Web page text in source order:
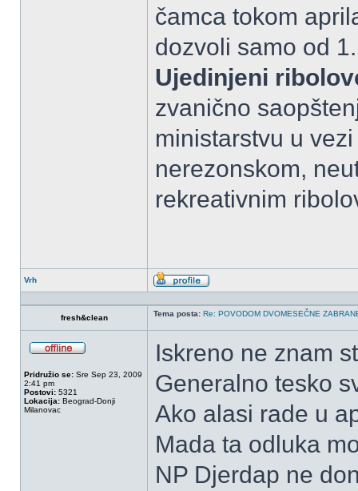
čamca tokom
dozvoli samo od
Ujedinjeni
zvanično
ministarstvu u
nerezonskom,
rekreativnim
Vrh
Profil
fresh&clean Tema posta: Re: POVODOM DVOMESEČNE
Pridružio se: Sre Sep 23, 2009
2:41 pm
Postovi: 5321
Lokacija: Beograd-Donji
Milanovac
Iskreno ne znam
Generalno tesko
Ako alasi rade u
Mada ta odluka
NP Djerdap ne